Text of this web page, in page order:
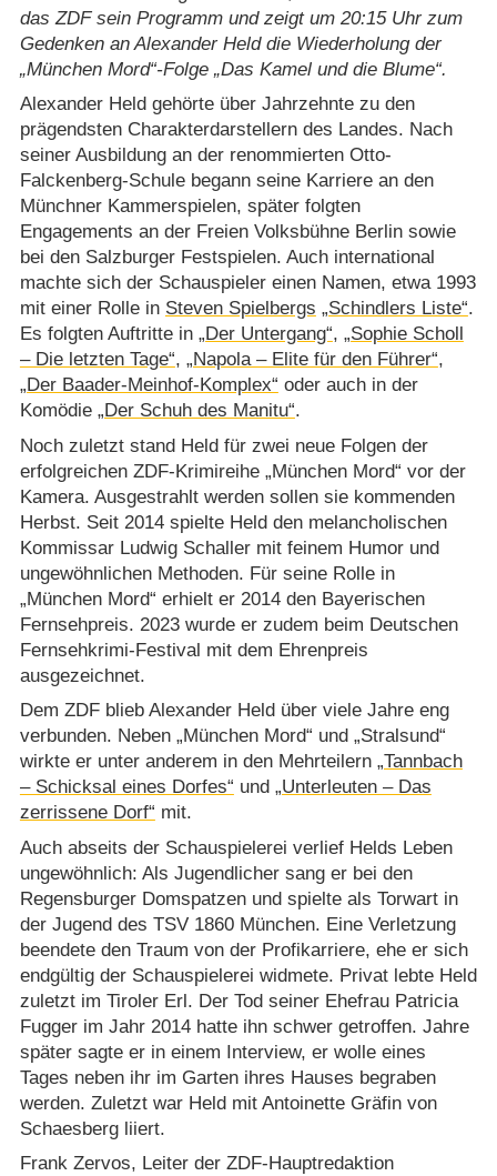
das ZDF sein Programm und zeigt um 20:15 Uhr zum
Gedenken an Alexander Held die Wiederholung der
„München Mord“-Folge „Das Kamel und die Blume“.
Alexander Held gehörte über Jahrzehnte zu den
prägendsten Charakterdarstellern des Landes. Nach
seiner Ausbildung an der renommierten Otto-
Falckenberg-Schule begann seine Karriere an den
Münchner Kammerspielen, später folgten
Engagements an der Freien Volksbühne Berlin sowie
bei den Salzburger Festspielen. Auch international
machte sich der Schauspieler einen Namen, etwa 1993
mit einer Rolle in Steven Spielbergs „Schindlers Liste“.
Es folgten Auftritte in „Der Untergang“, „Sophie Scholl
– Die letzten Tage“, „Napola – Elite für den Führer“,
„Der Baader-Meinhof-Komplex“ oder auch in der
Komödie „Der Schuh des Manitu“.
Noch zuletzt stand Held für zwei neue Folgen der
erfolgreichen ZDF-Krimireihe „München Mord“ vor der
Kamera. Ausgestrahlt werden sollen sie kommenden
Herbst. Seit 2014 spielte Held den melancholischen
Kommissar Ludwig Schaller mit feinem Humor und
ungewöhnlichen Methoden. Für seine Rolle in
„München Mord“ erhielt er 2014 den Bayerischen
Fernsehpreis. 2023 wurde er zudem beim Deutschen
Fernsehkrimi-Festival mit dem Ehrenpreis
ausgezeichnet.
Dem ZDF blieb Alexander Held über viele Jahre eng
verbunden. Neben „München Mord“ und „Stralsund“
wirkte er unter anderem in den Mehrteilern „Tannbach
– Schicksal eines Dorfes“ und „Unterleuten – Das
zerrissene Dorf“ mit.
Auch abseits der Schauspielerei verlief Helds Leben
ungewöhnlich: Als Jugendlicher sang er bei den
Regensburger Domspatzen und spielte als Torwart in
der Jugend des TSV 1860 München. Eine Verletzung
beendete den Traum von der Profikarriere, ehe er sich
endgültig der Schauspielerei widmete. Privat lebte Held
zuletzt im Tiroler Erl. Der Tod seiner Ehefrau Patricia
Fugger im Jahr 2014 hatte ihn schwer getroffen. Jahre
später sagte er in einem Interview, er wolle eines
Tages neben ihr im Garten ihres Hauses begraben
werden. Zuletzt war Held mit Antoinette Gräfin von
Schaesberg liiert.
Frank Zervos, Leiter der ZDF-Hauptredaktion